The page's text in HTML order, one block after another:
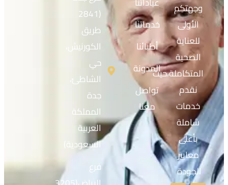
وجهتكم
الأولى
للعناية
الصحية
المتكاملة،حيث
نقدم
خدمات
شاملة
بأعلى
معايير
الجودة
خدماتنا
أطبائنا
المدونة
تواصل
معنا
(2841
طريق
الكورنيش،
حي
الشاطئ،
جدة
المملكة
العربية
السعودية)
فرع